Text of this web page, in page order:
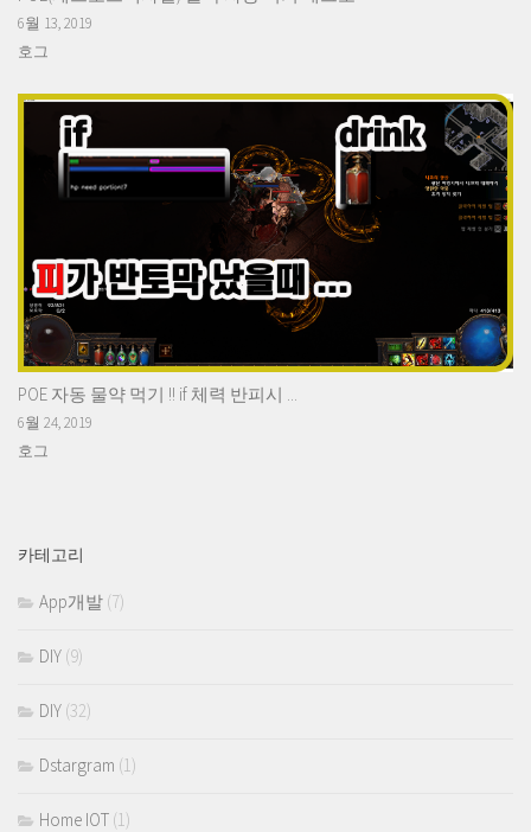
6월 13, 2019
호그
POE 자동 물약 먹기 !! if 체력 반피시 ...
6월 24, 2019
호그
카테고리
App개발 (7)
DIY (9)
DIY (32)
Dstargram (1)
Home IOT (1)